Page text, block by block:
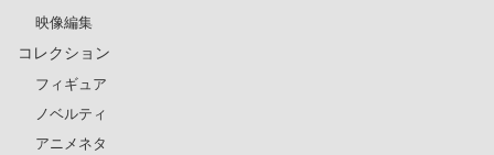
映像編集
コレクション
フィギュア
ノベルティ
アニメネタ